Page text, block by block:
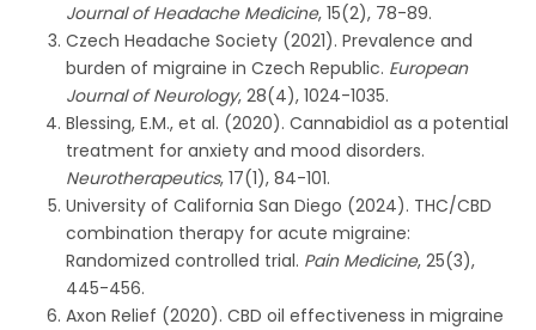
Journal of Headache Medicine, 15(2), 78-89.
Czech Headache Society (2021). Prevalence and
burden of migraine in Czech Republic. European
Journal of Neurology, 28(4), 1024-1035.
Blessing, E.M., et al. (2020). Cannabidiol as a potential
treatment for anxiety and mood disorders.
Neurotherapeutics, 17(1), 84-101.
University of California San Diego (2024). THC/CBD
combination therapy for acute migraine:
Randomized controlled trial. Pain Medicine, 25(3),
445-456.
Axon Relief (2020). CBD oil effectiveness in migraine